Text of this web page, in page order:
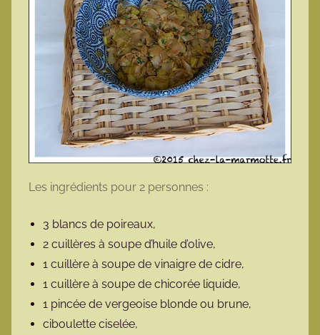
Les ingrédients pour 2 personnes :
3 blancs de poireaux,
2 cuillères à soupe d’huile d’olive,
1 cuillère à soupe de vinaigre de cidre,
1 cuillère à soupe de chicorée liquide,
1 pincée de vergeoise blonde ou brune,
ciboulette ciselée,